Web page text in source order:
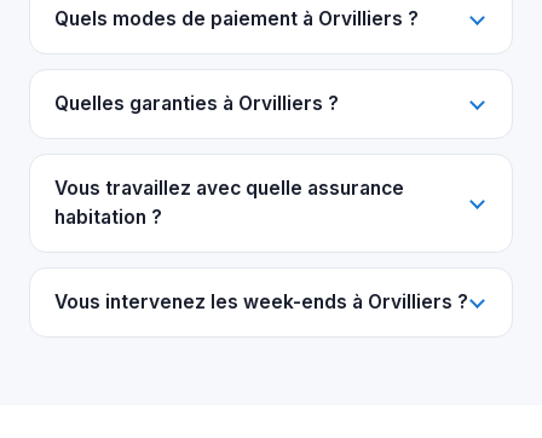
Quels modes de paiement à Orvilliers ?
Quelles garanties à Orvilliers ?
Vous travaillez avec quelle assurance
habitation ?
Vous intervenez les week-ends à Orvilliers ?